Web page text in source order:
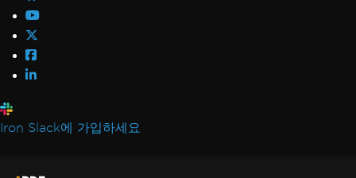
Iron Slack에 가입하세요